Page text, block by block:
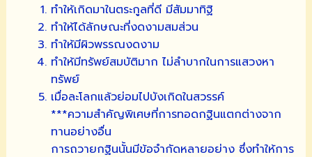
ทำให้เกิดมาในตระกูลที่ดี มีสัมมาทิฐิ
ทำให้ได้ลักษณะที่งดงามสมส่วน
ทำให้มีผิวพรรณงดงาม
ทำให้มีทรัพย์สมบัติมาก ไม่ลำบากในการแสวงหา
ทรัพย์
เมื่อละโลกแล้วย่อมไปบังเกิดในสวรรค์
***ความสำคัญพิเศษที่การทอดกฐินแตกต่างจาก
ทานอย่างอื่น
การถวายกฐินนั้นมีข้อจำกัดหลายอย่าง ซึ่งทำให้การ